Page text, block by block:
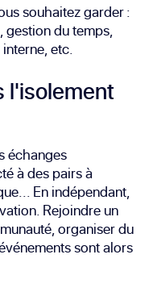
souhaitez garder :
du temps,
etc.
l'isolement
échanges
à des pairs à
En indépendant,
Rejoindre un
organiser du
sont alors